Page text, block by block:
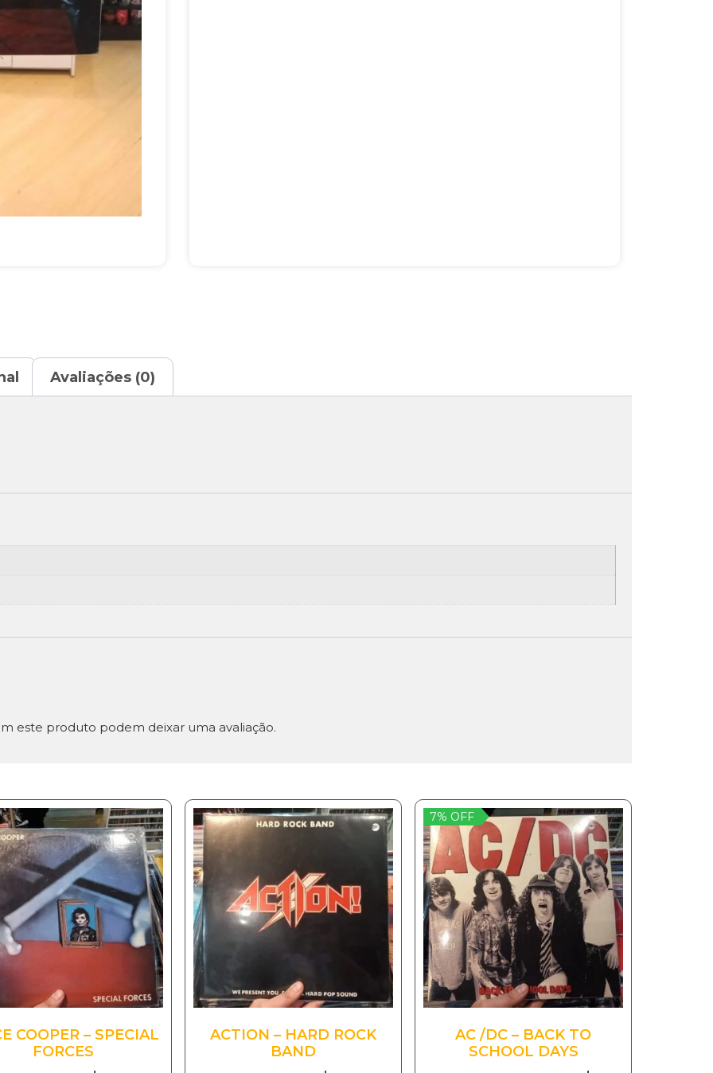
Avaliações (0)
este produto podem deixar uma avaliação.
COOPER – SPECIAL
FORCES
ACTION – HARD ROCK
BAND
7% OFF
AC /DC – BACK TO
SCHOOL DAYS